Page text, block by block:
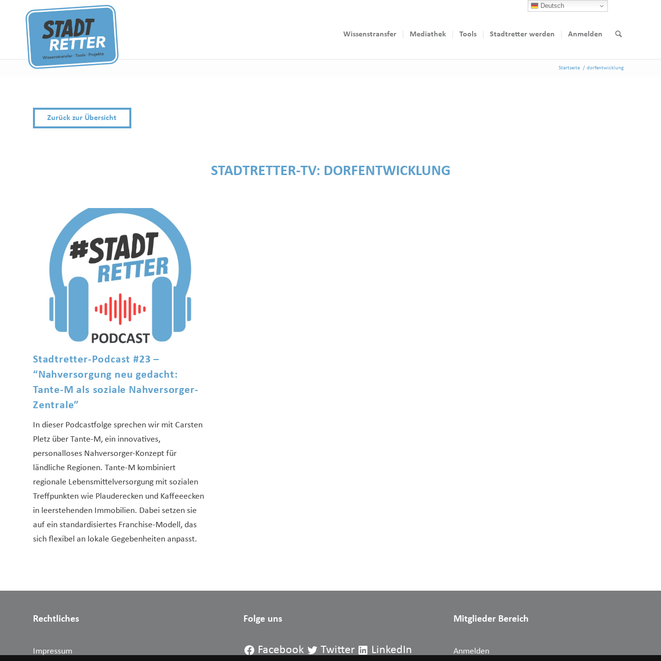
Wissenstransfer Mediathek Tools Stadtretter werden Anmelden
Startseite / dorfentwicklung
Zurück zur Übersicht
STADTRETTER-TV: DORFENTWICKLUNG
Stadtretter-Podcast #23 –
“Nahversorgung neu gedacht:
Tante-M als soziale Nahversorger-
Zentrale”
In dieser Podcastfolge sprechen wir mit Carsten
Pletz über Tante-M, ein innovatives,
personalloses Nahversorger-Konzept für
ländliche Regionen. Tante-M kombiniert
regionale Lebensmittelversorgung mit sozialen
Treffpunkten wie Plauderecken und Kaffeeecken
in leerstehenden Immobilien. Dabei setzen sie
auf ein standardisiertes Franchise-Modell, das
sich flexibel an lokale Gegebenheiten anpasst.
Rechtliches
Impressum
Folge uns
Facebook Twitter
LinkedIn
Mitglieder Bereich
Anmelden
Deutsch